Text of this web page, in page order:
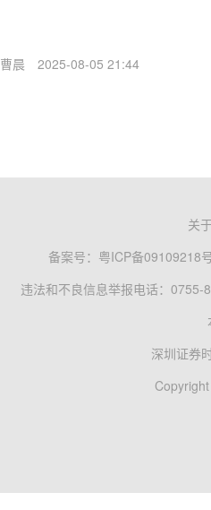
曹晨 2025-08-05 21:44
关
备案号： 粤ICP备09109218
违法和不良信息举报电话：0755-
深圳证券